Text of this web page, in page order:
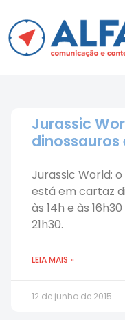
Jurassic
dinossauros
Jurassic World:
está em cartaz
às 14h e às
21h30.
LEIA MAIS »
12 de junho de 2015